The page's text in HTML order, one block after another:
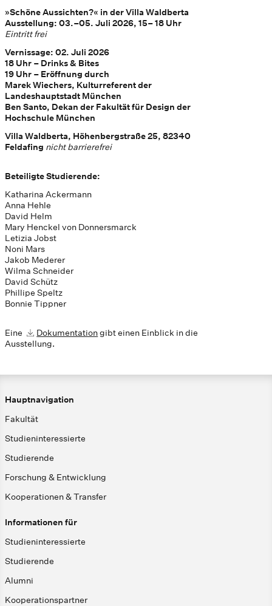
»Schöne Aussichten?« in der Villa Waldberta
Ausstellung: 03.–05. Juli 2026, 15– 18 Uhr
Eintritt frei
Vernissage: 02. Juli 2026
18 Uhr – Drinks & Bites
19 Uhr – Eröffnung durch
Marek Wiechers, Kulturreferent der
Landeshauptstadt München
Ben Santo, Dekan der Fakultät für Design der
Hochschule München
Villa Waldberta, Höhenbergstraße 25, 82340
Feldafing nicht barrierefrei
Beteiligte Studierende:
Katharina Ackermann
Anna Hehle
David Helm
Mary Henckel von Donnersmarck
Letizia Jobst
Noni Mars
Jakob Mederer
Wilma Schneider
David Schütz
Phillipe Speltz
Bonnie Tippner
Eine Dokumentationgibt einen Einblick in die
Ausstellung.
Hauptnavigation
Fakultät
Studieninteressierte
Studierende
Forschung & Entwicklung
Kooperationen & Transfer
Informationen für
Studieninteressierte
Studierende
Alumni
Kooperationspartner